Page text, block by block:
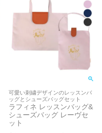
可愛い刺繍デザインのレッスンバ
ッグとシューズバッグセット
ラフィネ レッスンバッグ&
シューズバッグ レーヴセ
ット